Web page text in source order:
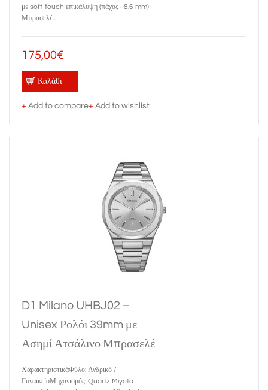
με soft-touch επικάλυψη (πάχος ~8.6 mm)
Μπρασελέ..
175,00€
Καλάθι
+ Add to compare+ Add to wishlist
D1 Milano UHBJ02 –
Unisex Ρολόι 39mm με
Ασημί Ατσάλινο Μπρασελέ
ΧαρακτηριστικάΦύλο: Ανδρικό /
ΓυναικείοΜηχανισμός: Quartz Miyota